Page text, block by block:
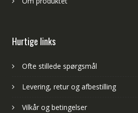
Hurtige links
Ofte stillede spørgsmål
Levering, retur og afbestilling
Vilkår og betingelser